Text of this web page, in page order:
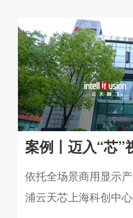
案例丨迈入“芯”
云天励飞上海【
心提供全屏显示
依托全场景商用显示
浦云天芯上海科创中